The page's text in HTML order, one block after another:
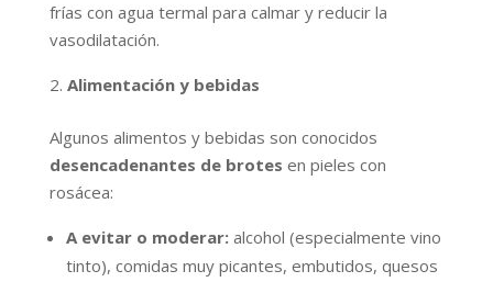
frías con agua termal para calmar y reducir la
vasodilatación.
Alimentación y bebidas
Algunos alimentos y bebidas son conocidos
desencadenantes de brotes en pieles con
rosácea:
A evitar o moderar:alcohol (especialmente vino
tinto), comidas muy picantes, embutidos, quesos